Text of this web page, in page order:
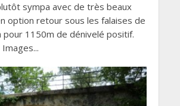
sympa avec de très beaux
option retour sous les falaises de
pour 1150m de dénivelé positif.